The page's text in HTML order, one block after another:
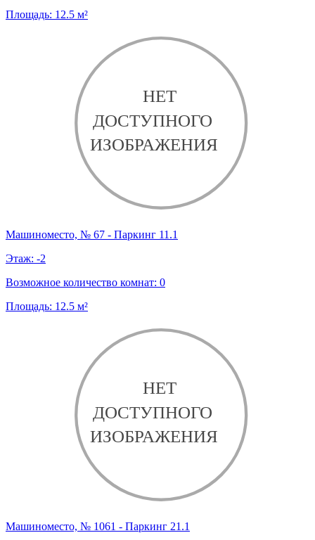
Площадь: 12.5 м²
Машиноместо, № 67 - Паркинг 11.1
Этаж: -2
Возможное количество комнат: 0
Площадь: 12.5 м²
Машиноместо, № 1061 - Паркинг 21.1